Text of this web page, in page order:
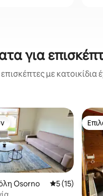
για
με
Osorno Μέση
5 (15)